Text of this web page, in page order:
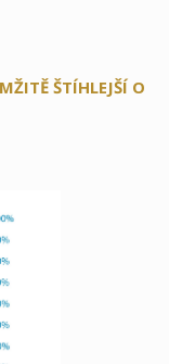
ŠTÍHLEJŠÍ O